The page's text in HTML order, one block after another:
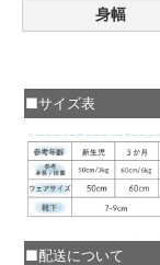
身幅
■サイズ表
■配送について